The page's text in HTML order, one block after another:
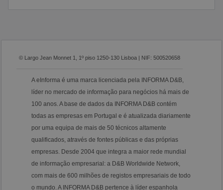
© Largo Jean Monnet 1, 1º piso 1250-130 Lisboa | NIF: 500520658
A eInforma é uma marca licenciada pela INFORMA D&B,
líder no mercado de informação para negócios há mais de
100 anos. A base de dados da INFORMA D&B contém
todas as empresas em Portugal e é atualizada diariamente
por uma equipa de mais de 50 técnicos altamente
qualificados, através de fontes públicas e das próprias
empresas. Desde 2004 que integra a maior rede mundial
de informação empresarial: a D&B Worldwide Network,
com mais de 600 milhões de registos empresariais de todo
o mundo. A INFORMA D&B pertence à líder espanhola